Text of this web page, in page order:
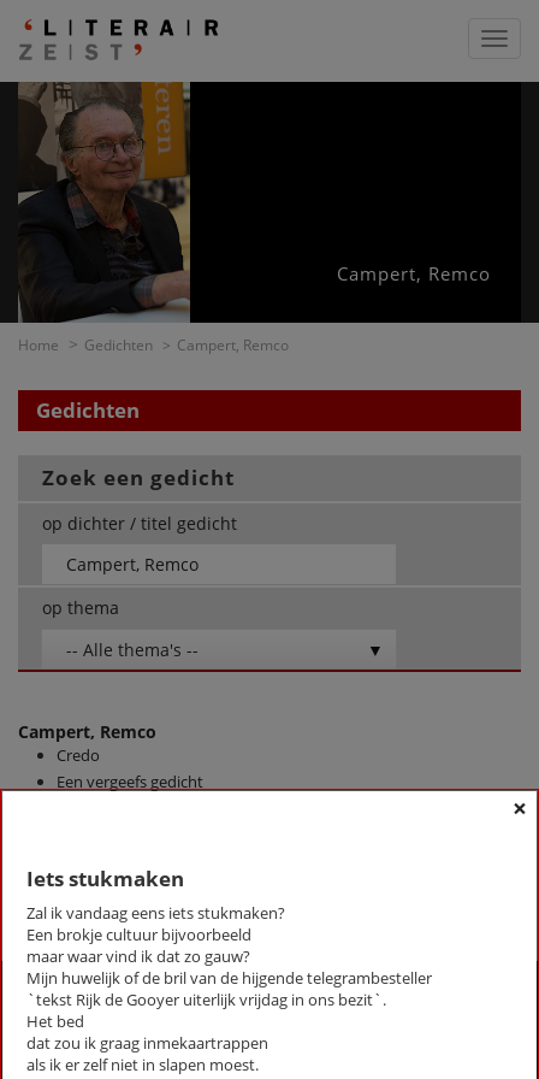
Campert, Remco
Home Gedichten Campert, Remco
Gedichten
Zoek een gedicht
op dichter / titel gedicht
op thema
-- Alle thema's --
Campert, Remco
Credo
Een vergeefs gedicht
«First‹Previous
1 ›Next»
×
Iets stukmaken
Zal ik vandaag eens iets stukmaken?
Een brokje cultuur bijvoorbeeld
maar waar vind ik dat zo gauw?
Mijn huwelijk of de bril van de hijgende telegrambesteller
`tekst Rijk de Gooyer uiterlijk vrijdag in ons bezit`.
Het bed
dat zou ik graag inmekaartrappen
als ik er zelf niet in slapen moest.
Activiteiten
Lezingen door en over schrijvers
Stadsdichtersduo van Zeist